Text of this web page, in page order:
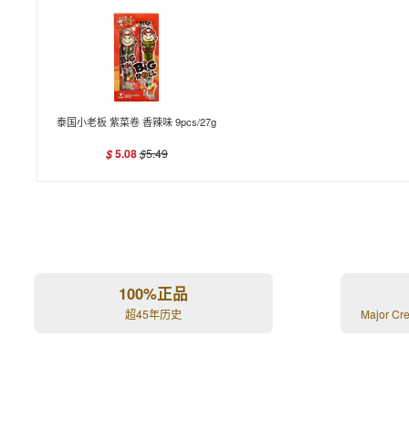
泰国小老板 紫菜卷 香辣味 9pcs/27g
$5.08$5.49
100%正品
超45年历史 Major